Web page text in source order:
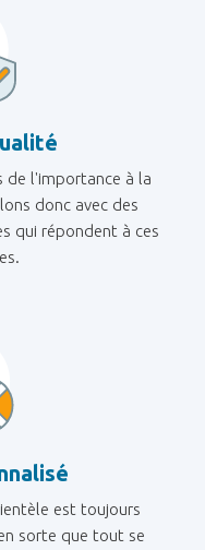
de l'importance à la
donc avec des
qui répondent à ces
est toujours
sorte que tout se